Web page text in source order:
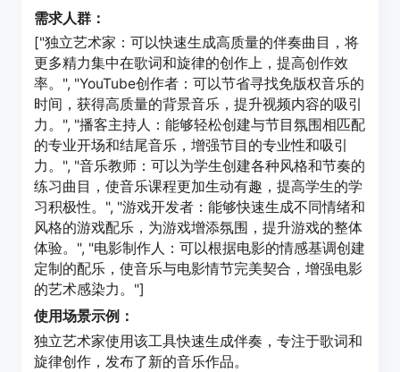
需求人群：
["独立艺术家：可以快速生成高质量的伴奏曲目，将
更多精力集中在歌词和旋律的创作上，提高创作效
率。", "YouTube创作者：可以节省寻找免版权音乐的
时间，获得高质量的背景音乐，提升视频内容的吸引
力。", "播客主持人：能够轻松创建与节目氛围相匹配
的专业开场和结尾音乐，增强节目的专业性和吸引
力。", "音乐教师：可以为学生创建各种风格和节奏的
练习曲目，使音乐课程更加生动有趣，提高学生的学
习积极性。", "游戏开发者：能够快速生成不同情绪和
风格的游戏配乐，为游戏增添氛围，提升游戏的整体
体验。", "电影制作人：可以根据电影的情感基调创建
定制的配乐，使音乐与电影情节完美契合，增强电影
的艺术感染力。"]
使用场景示例：
独立艺术家使用该工具快速生成伴奏，专注于歌词和
旋律创作，发布了新的音乐作品。